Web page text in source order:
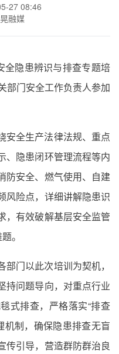
27 08:46
融媒
全隐患辨识与排查专题培
部门安全工作负责人参加
安全生产法律法规、重点
、隐患闭环管理流程等内
防安全、燃气使用、自建
风险点，详细讲解隐患识
，有效破解基层安全监管
。
门以此次培训为契机，
持问题导向，对重点行业
式排查，严格落实“排查
制，确保隐患排查无盲
传引导，营造群防群治良